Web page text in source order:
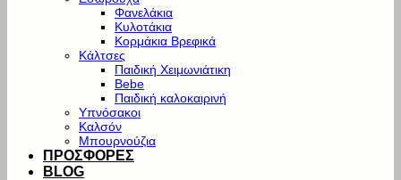
Φανελάκια
Κυλοτάκια
Κορμάκια Βρεφικά
Κάλτσες
Παιδική Χειμωνιάτικη
Bebe
Παιδική καλοκαιρινή
Υπνόσακοι
Καλσόν
Μπουρνούζια
ΠΡΟΣΦΟΡΕΣ
BLOG